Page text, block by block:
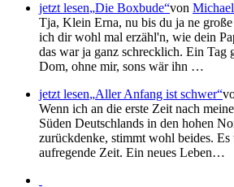
jetzt lesen Die Boxbude von
Tja, Klein Erna, nu bis du ja ne
ich dir wohl mal erzähl'n, wie dein
das war ja ganz schrecklich. Ein Tag
Dom, ohne mir, sons wär ihn …
jetzt lesen Aller Anfang ist schwer
Wenn ich an die erste Zeit nach
Süden Deutschlands in den hohen
zurückdenke, stimmt wohl beides. Es
aufregende Zeit. Ein neues Leben…